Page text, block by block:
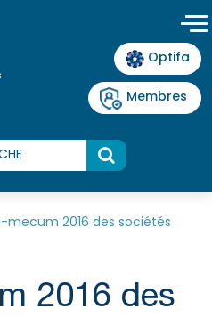
Optifa
Membres
mecum 2016 des sociétés
2016 des